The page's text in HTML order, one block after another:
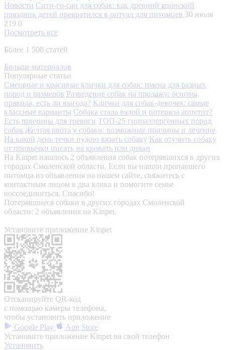
Новости Сити-го-сан для собак: как древний японский
праздник детей превратился в ритуал для питомцев 30 июля
219 0
Посмотреть все
Более 1 500 статей
Больше материалов
Популярные статьи
Смешные и красивые клички для собак: имена для разных
пород и размеров Разведение собак на продажу: основы,
правила, есть ли выгода? Клички для собак-девочек: самые
классные варианты Собака стала вялой и потеряла аппетит?
Есть причины для тревоги ТОП-25 гипоаллергенных пород
собак Желтая рвота у собаки: возможные причины и лечение
На какой день течки нужно вязать собаку Как отучить собаку
от привычки писать на кровать или диван
На Kinpet нашлось 2 объявления собак потерявшихся в других
городах Смоленской области. Если вы нашли пропавшего
питомца из объявления на нашем сайте, свяжитесь с
контактным лицом в два клика и помогите семье
воссоединиться. Спасибо!
Потерявшиеся собаки в других городах Смоленской
области: 2 объявления на Kinpet.
Установите приложение Kinpet
Отсканируйте QR-код
с помощью камеры телефона,
чтобы установить приложение
Google Play
App Store
Установите приложение Kinpet на свой телефон
Установить